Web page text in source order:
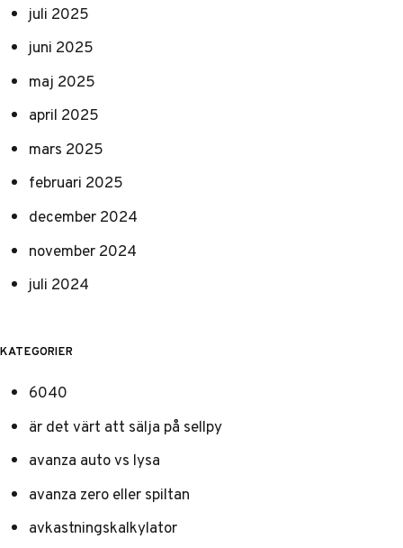
juli 2025
juni 2025
maj 2025
april 2025
mars 2025
februari 2025
december 2024
november 2024
juli 2024
KATEGORIER
6040
är det värt att sälja på sellpy
avanza auto vs lysa
avanza zero eller spiltan
avkastningskalkylator